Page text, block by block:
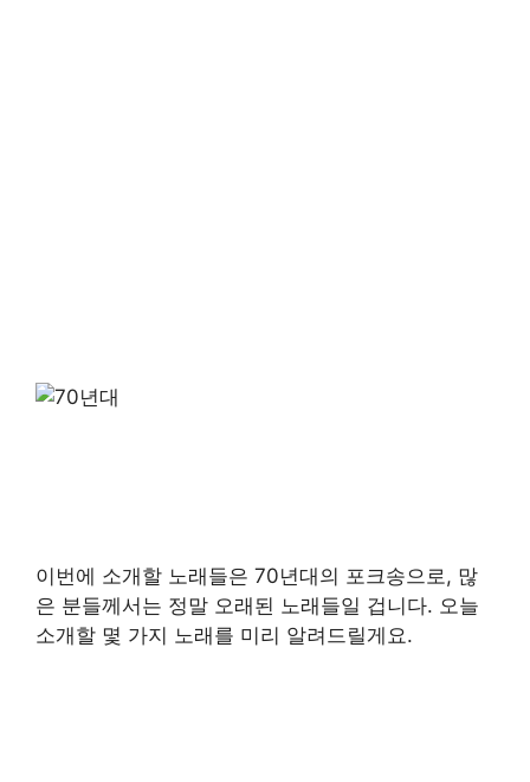
이번에 소개할 노래들은 70년대의 포크송으로, 많
은 분들께서는 정말 오래된 노래들일 겁니다. 오늘
소개할 몇 가지 노래를 미리 알려드릴게요.